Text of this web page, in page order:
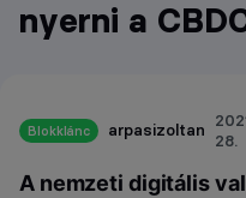
nyerni a
Blokklánc arpasizoltan 28.
A nemzeti digitális